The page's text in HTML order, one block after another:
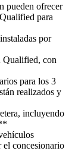
pueden ofrecer
para
por
Qualified, con
para los 3
realizados y
incluyendo
el concesionario